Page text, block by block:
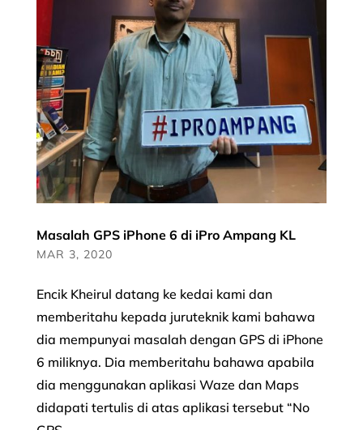
Masalah GPS iPhone 6 di iPro Ampang KL
MAR 3, 2020
Encik Kheirul datang ke kedai kami dan
memberitahu kepada juruteknik kami bahawa
dia mempunyai masalah dengan GPS di iPhone
6 miliknya. Dia memberitahu bahawa apabila
dia menggunakan aplikasi Waze dan Maps
didapati tertulis di atas aplikasi tersebut “No